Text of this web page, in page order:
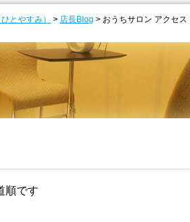
とやすみ） > 店長Blog > おうちサロン アクセス
順です